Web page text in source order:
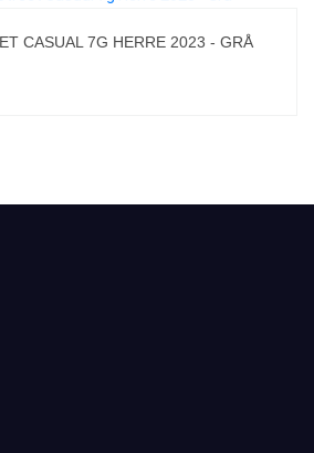
CASUAL 7G HERRE 2023 - GRÅ